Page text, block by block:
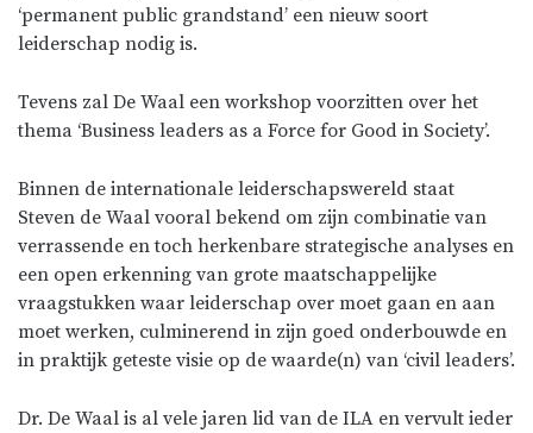
‘permanent public grandstand’ een nieuw soort
leiderschap nodig is.
Tevens zal De Waal een workshop voorzitten over het
thema ‘Business leaders as a Force for Good in Society’.
Binnen de internationale leiderschapswereld staat
Steven de Waal vooral bekend om zijn combinatie van
verrassende en toch herkenbare strategische analyses en
een open erkenning van grote maatschappelijke
vraagstukken waar leiderschap over moet gaan en aan
moet werken, culminerend in zijn goed onderbouwde en
in praktijk geteste visie op de waarde(n) van ‘civil leaders’.
Dr. De Waal is al vele jaren lid van de ILA en vervult ieder